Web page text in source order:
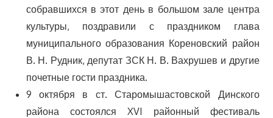
собравшихся в этот день в большом зале центра
культуры, поздравили с праздником глава
муниципального образования Кореновский район
В. Н. Рудник, депутат ЗСК Н. В. Вахрушев и другие
почетные гости праздника.
9 октября в ст. Старомышастовской Динского
района состоялся XVI районный фестиваль